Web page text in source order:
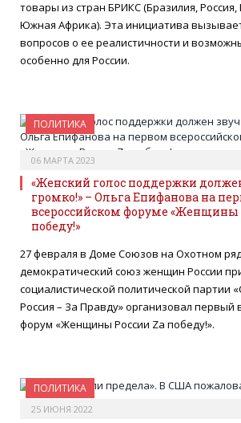
товары из стран БРИКС (Бразилия,
Южная Африка). Эта инициатива
вопросов о ее реалистичности и
особенно для России.
ПОЛИТИКА
06 МАРТА 2023
«Женский голос поддержки
громко!» – Ольга Епифанова на
всероссийском форуме «Женщины
победу!»
27 февраля в Доме Союзов на Охотном
демократический союз женщин России
социалистической политической партии
Россия – За Правду» организовал первый
форум «Женщины России Zа победу!».
ПОЛИТИКА
25 ИЮНЯ 2022